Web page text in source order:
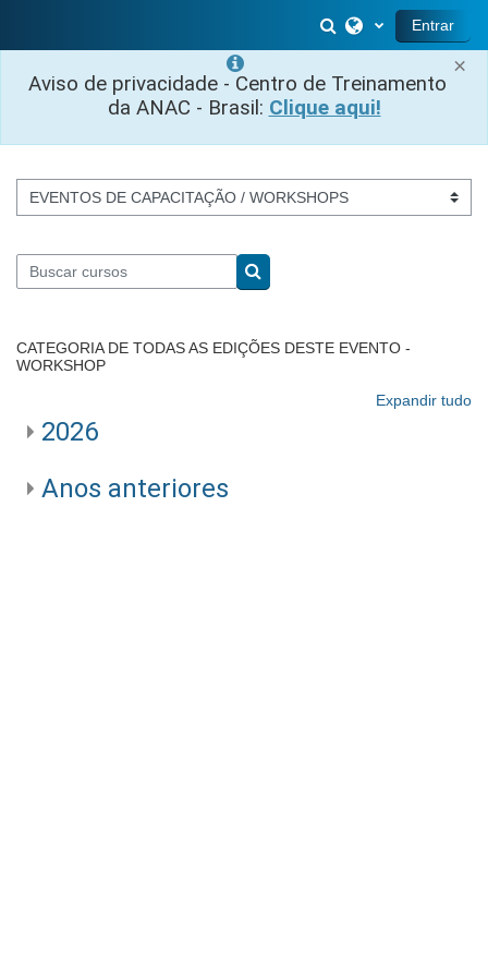
×
Aviso de privacidade - Centro de Treinamento
da ANAC - Brasil: Clique aqui!
Alternar entrada
Entrar
Categorias de Cursos
Buscar cursos
Buscar cursos
CATEGORIA DE TODAS AS EDIÇÕES DESTE EVENTO -
WORKSHOP
Expandir tudo
2026
Anos anteriores